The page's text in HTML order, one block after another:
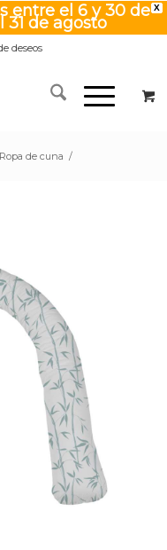
X
entre el 6 y 30 de
31 de agosto
deseos
Ropa de cuna /